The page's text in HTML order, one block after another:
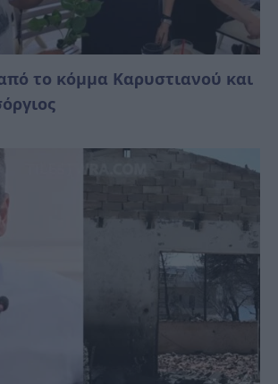
το κόμμα Καρυστιανού και